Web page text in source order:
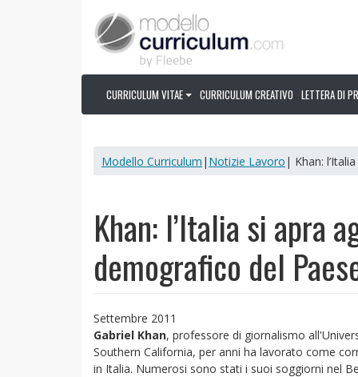
CURRICULUM VITAE CURRICULUM CREATIVO LETTERA DI
Modello Curriculum | Notizie Lavoro | Khan:
Khan: l’Italia si apra
demografico del
Settembre 2011
Gabriel Khan, professore di giornalismo
Southern California, per anni ha lavorato come
in Italia. Numerosi sono stati i suoi soggiorni nel